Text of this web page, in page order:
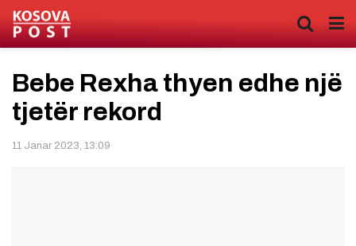
Bebe Rexha thyen edhe një
tjetër rekord
11 Janar 2023, 13:09